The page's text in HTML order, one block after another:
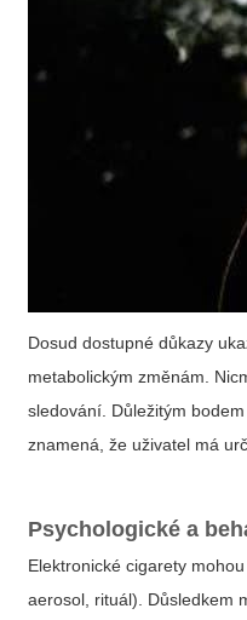
Dosud dostupné důkazy
metabolickým změnám.
sledování. Důležitým
znamená, že uživatel má
Psychologické a
Elektronické cigarety
aerosol, rituál). Důsledkem